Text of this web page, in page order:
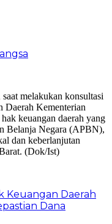
Keuangan Daerah
Dana